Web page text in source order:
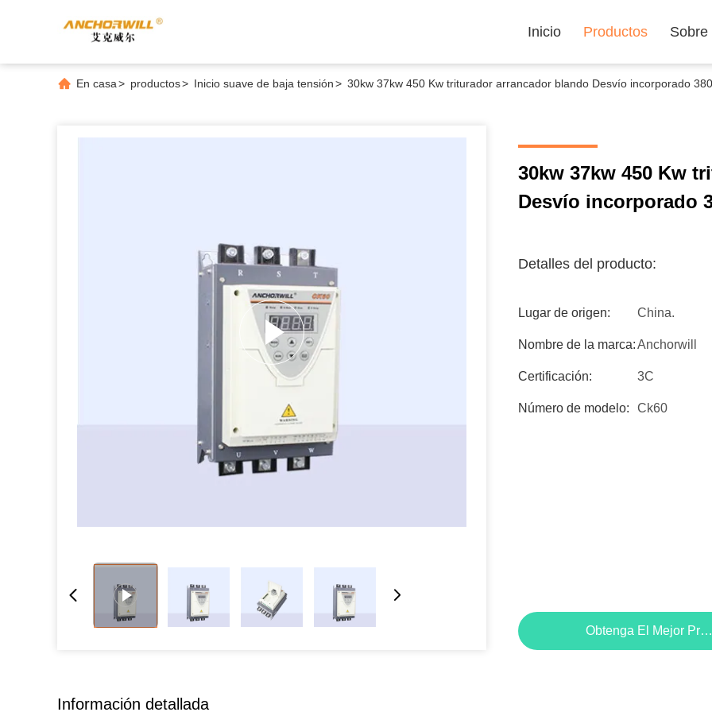
Inicio Productos Sobre
En casa> productos> Inicio suave de baja tensión> 30kw 37kw 450 Kw triturador arrancador blando Desvío incorporado
30kw 37kw 450 Kw
Desvío incorporado
Detalles del producto:
Lugar de origen: China.
Nombre de la marca:Anchorwill
Certificación: 3C
Número de modelo: Ck60
Obtenga El Mejor
Información detallada